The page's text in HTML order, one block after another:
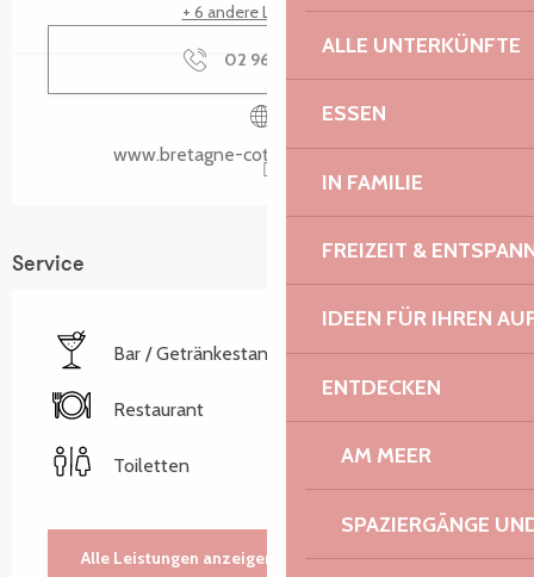
ALLE UNTERKÜNFTE
ESSEN
IN FAMILIE
FREIZEIT &
IDEEN FÜR IHREN
ENTDECKEN
AM MEER
SPAZIERGÄNGE
+ 6 andere Leistung(en)
02 96 05 60
www.bretagne-cotedegranitrose.com
Service
Bar / Getränkestand
Restaurant
Toiletten
Alle Leistungen anzeigen